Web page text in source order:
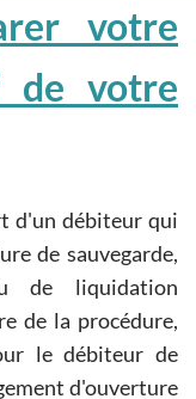
votre
de votre
d'un débiteur qui
le débiteur de
d'ouverture